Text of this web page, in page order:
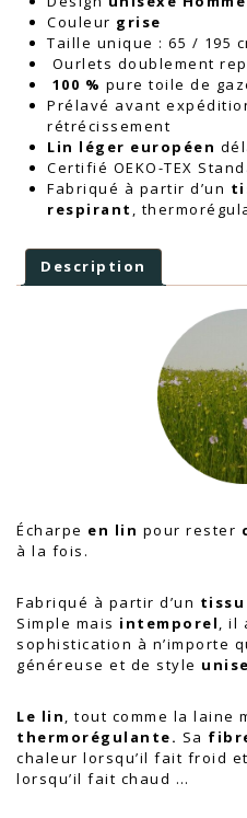
GriseCouleur grise
Taille unique : 65 / 195
Ourlets doublement
100 % pure toile de
Prélavé avant
rétrécissement
Lin léger européen
Certifié OEKO-TEX
Fabriqué à partir d’un
respirant ,
Description
Écharpe en lin pour rester
à la fois.
Fabriqué à partir d’un
Simple mais intemporel, il
sophistication à n’importe
généreuse et de style
Le lin, tout comme la laine
thermorégulante. Sa
chaleur lorsqu’il fait froid
lorsqu’il fait chaud …